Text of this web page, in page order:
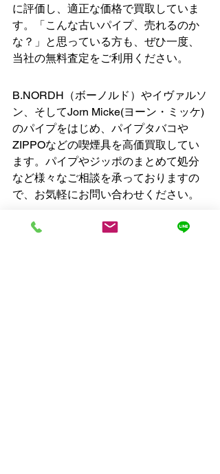
に評価し、適正な価格で買取していま
す。「こんな古いパイプ、売れるのか
な？」と思っている方も、ぜひ一度、
当社の無料査定をご利用ください。
B.NORDH（ボーノルド）やイヴァルソ
ン、そしてJorn Micke(ヨーン・ミッケ)
のパイプをはじめ、パイプタバコや
ZIPPOなどの喫煙具を高価買取してい
ます。パイプやジッポのまとめて処分
など様々なご相談を承っておりますの
で、お気軽にお問い合わせください。
お問い合わせ